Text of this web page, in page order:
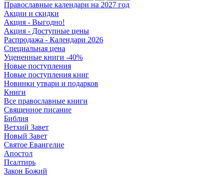
Православные календари на 2027 год
Акции и скидки
Акция - Выгодно!
Акция - Доступные цены
Распродажа - Календари 2026
Специальная цена
Уцененные книги -40%
Новые поступления
Новые поступления книг
Новинки утвари и подарков
Книги
Все православные книги
Священное писание
Библия
Ветхий Завет
Новый Завет
Святое Евангелие
Апостол
Псалтирь
Закон Божий